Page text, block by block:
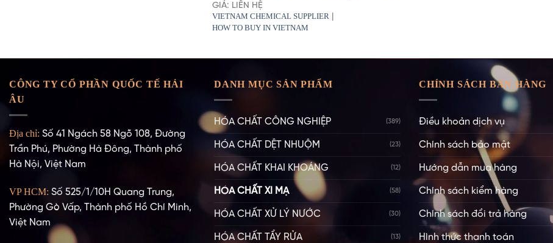
GIÁ: LIÊN HỆ
VIETNAM CHEMICAL SUPPLIER
HOW TO BUY IN VIETNAM
CÔNG TY CỔ PHẦN QUỐC TẾ HẢI
ÂU
Địa chỉ: Số 41 Ngách 58 Ngõ 108, Đường
Trần Phú, Phường Hà Đông, Thành phố
Hà Nội, Việt Nam
VP HCM: Số 525/1/10H Quang Trung,
Phường Gò Vấp, Thành phố Hồ Chí Minh,
Việt Nam
DANH MỤC SẢN PHẨM
HÓA CHẤT CÔNG NGHIỆP (389)
HÓA CHẤT DỆT NHUỘM (23)
HÓA CHẤT KHAI KHOÁNG (12)
HÓA CHẤT XI MẠ (58)
HÓA CHẤT XỬ LÝ NƯỚC (30)
HÓA CHẤT TẨY RỬA (13)
CHÍNH SÁCH BÁN HÀNG
Điều khoản dịch vụ
Chính sách bảo mật
Hướng dẫn mua hàng
Chính sách kiểm hàng
Chính sách đổi trả hàng
Hình thức thanh toán